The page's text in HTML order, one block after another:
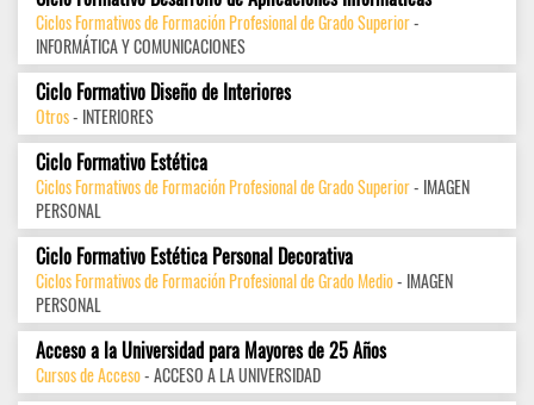
Ciclos Formativos de Formación Profesional de Grado Superior-
INFORMÁTICA Y COMUNICACIONES
Ciclo Formativo Diseño de Interiores
Otros- INTERIORES
Ciclo Formativo Estética
Ciclos Formativos de Formación Profesional de Grado Superior- IMAGEN
PERSONAL
Ciclo Formativo Estética Personal Decorativa
Ciclos Formativos de Formación Profesional de Grado Medio- IMAGEN
PERSONAL
Acceso a la Universidad para Mayores de 25 Años
Cursos de Acceso- ACCESO A LA UNIVERSIDAD